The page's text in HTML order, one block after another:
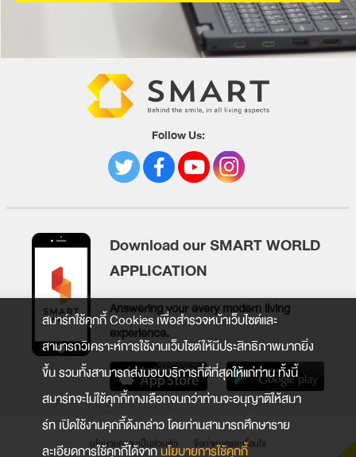
สมาร์ทใช้คุกกี้ Cookies เพื่อสำรวจหน้าเว็บไซต์และ
สามารถวิเคราะห์การใช้งานเว็บไซต์ให้มีประสิทธิภาพมากยิ่ง
ขึ้น รวมทั้งสามารถส่งมอบบริการที่ดีที่สุดให้แก่ท่าน ทั้งนี้
สมาร์ทจะไม่ใช้คุกกี้ทางเลือกจนกว่าท่านจะอนุญาติให้สมา
ร์ท เปิดใช้งานคุกกี้ด้งกล่าว โดยท่านสามารถศึกษาราย
ละเอียดการใช้คุกกี้ได้จากนโยบายการใช้คุกกี้
Follow Us:
Download our SMART WORLD
APPLICATION
Answering your every modern living
experience.
นโยบายความเป็นส่วนตัว ข้อกำหนดและเงื่อนไข